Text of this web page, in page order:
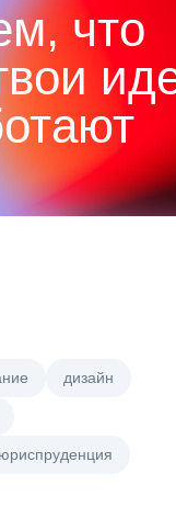
что
дизайн
юриспруденция